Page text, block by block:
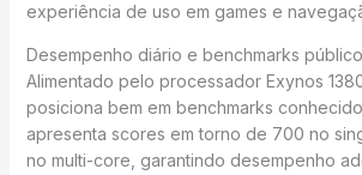
experiência de uso em games e
Desempenho diário e benchmarks
Alimentado pelo processador Exynos
posiciona bem em benchmarks
apresenta scores em torno de 700 no
no multi-core, garantindo desempenho